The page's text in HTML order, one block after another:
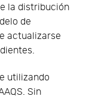
la distribución
de
actualizarse
utilizando
Sin